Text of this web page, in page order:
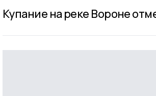
Купание на реке Вороне